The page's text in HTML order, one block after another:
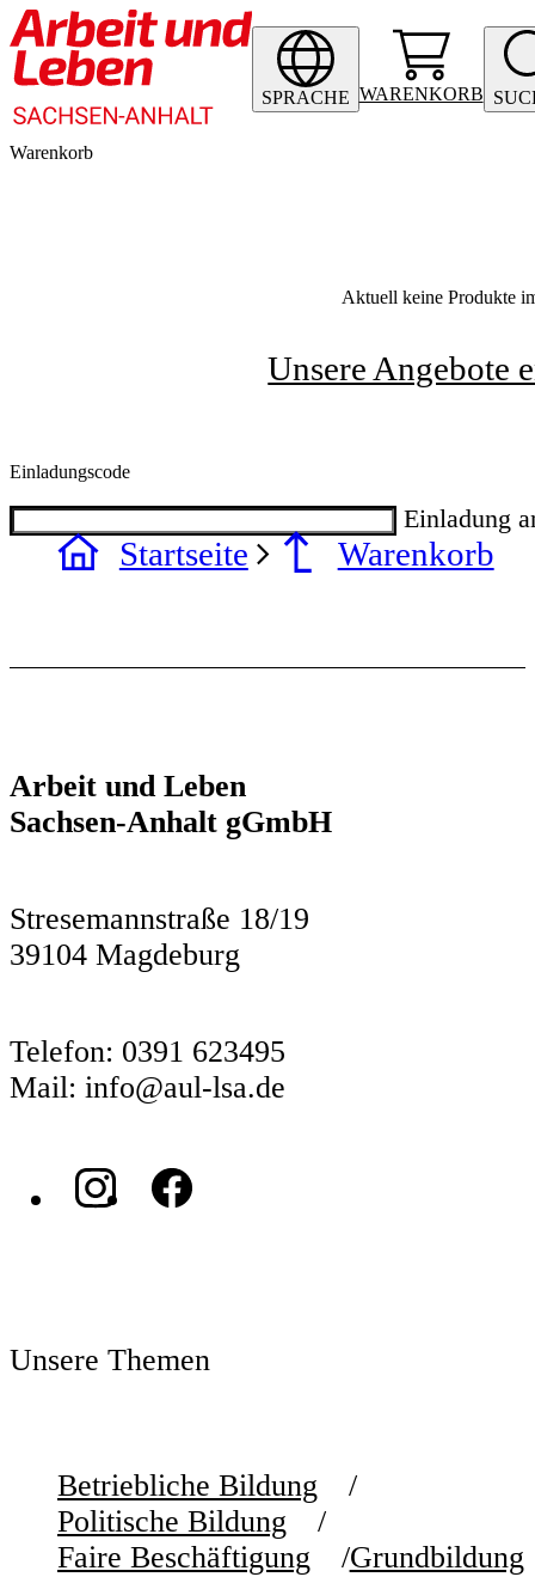
SPRACHE WARENKORB
Warenkorb
Aktuell keine Produkte
Unsere Angebote
Einladungscode
Einladung
Startseite Warenkorb
Arbeit und Leben
Sachsen-Anhalt gGmbH
Stresemannstraße 18/19
39104 Magdeburg
Telefon: 0391 623495
Mail: info@aul-lsa.de
Unsere Themen
Betriebliche Bildung
Politische Bildung
Faire Beschäftigung
Grundbildung